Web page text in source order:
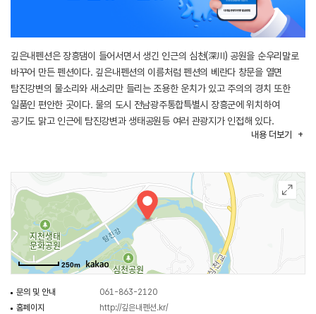
깊은내펜션은 장흥댐이 들어서면서 생긴 인근의 심천(深川) 공원을 순우리말로
바꾸어 만든 펜션이다. 깊은내펜션의 이름처럼 펜션의 베란다 창문을 열면
탐진강변의 물소리와 새소리만 들리는 조용한 운치가 있고 주의의 경치 또한
일품인 편안한 곳이다. 물의 도시 전남광주통합특별시 장흥군에 위치하여
공기도 맑고 인근에 탐진강변과 생태공원등 여러 관광지가 인접해 있다.
펜션 한쪽에 마련된 벤치에 앉아 있으면 물소리밖에 들리는 것이 없을 정도로
편안한 시설에서 아름다운 자연을 느끼는 낭만과 여유를 갖고 즐겁고 행복한
시간을 보낼 수 있다.
내용 더보기
250m
문의 및 안내
061-863-2120
홈페이지
http://깊은내펜션.kr/